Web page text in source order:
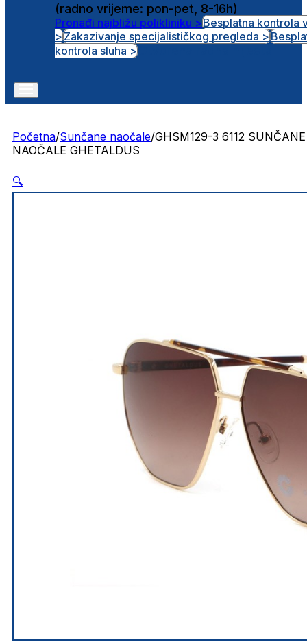
(radno vrijeme: pon-pet, 8-16h)
Pronađi najbližu polikliniku >Besplatna kontrola
>Zakazivanje specijalističkog pregleda >
kontrola sluha >
Početna/Sunčane naočale/GHSM129-3 6112 SUNČANE
NAOČALE GHETALDUS
🔍